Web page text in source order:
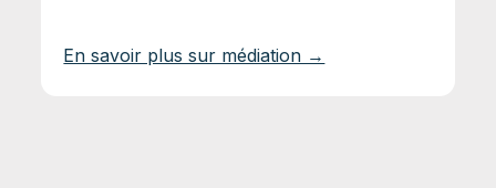
En savoir plus sur médiation →